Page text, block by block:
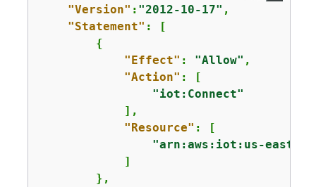
"Version" : "2012-10-17" ,
"Statement" : [
{
"Effect" : "Allow" ,
"Action" : [
"iot:Connect"
            ],
"Resource" : [
"arn:aws:iot:us-east-
            ]
        },